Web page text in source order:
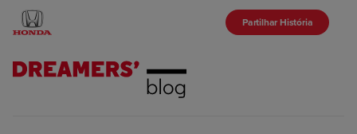
Partilhar História